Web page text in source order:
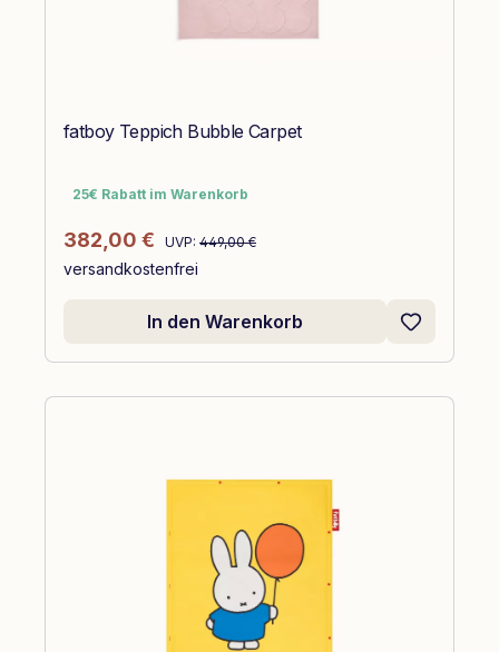
fatboy Teppich Bubble Carpet
25€ Rabatt im Warenkorb
25€ Rabatt im Warenkorb
Verkaufspreis:
382,00 € Regulärer Preis:
UVP: 449,00 €
versandkostenfrei
In den Warenkorb